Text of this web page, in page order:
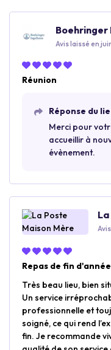
Boehringer
Avis laissé en
Réunion
Réponse du
Merci pour
accueillir à
évènement.
Repas de fin d'année
Très beau lieu, bien
Un service
professionnelle et
soigné, ce qui rend
fin. Je recommande